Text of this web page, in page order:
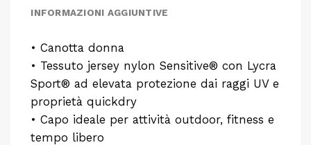
INFORMAZIONI AGGIUNTIVE
• Canotta donna
• Tessuto jersey nylon Sensitive® con Lycra
Sport® ad elevata protezione dai raggi UV e
proprietà quickdry
• Capo ideale per attività outdoor, fitness e
tempo libero